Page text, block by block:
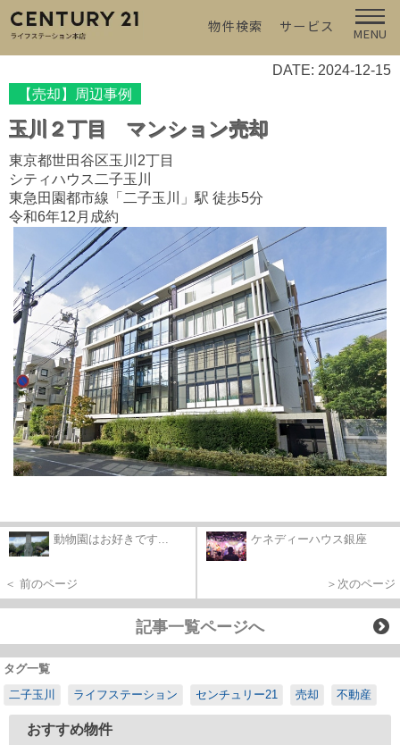
物件検索 サービス MENU
DATE: 2024-12-15
【売却】周辺事例
玉川２丁目 マンション売却
東京都世田谷区玉川2丁目
シティハウス二子玉川
東急田園都市線「二子玉川」駅 徒歩5分
令和6年12月成約
動物園はお好きです...
＜ 前のページ
ケネディーハウス銀座
＞次のページ
記事一覧ページへ
タグ一覧
二子玉川
ライフステーション センチュリー21 売却 不動産
おすすめ物件